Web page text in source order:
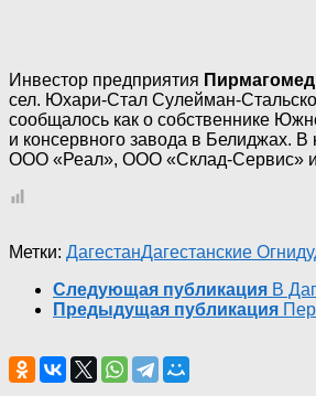
Инвестор предприятия
сел. Юхари-Стал Сулейман-
сообщалось как о собственнике
и консервного завода в Белиджах.
ООО «Реал», ООО «Склад-Сервис»
Метки: ДагестанДагестанские Огни
Следующая публикация В
Предыдущая публикация